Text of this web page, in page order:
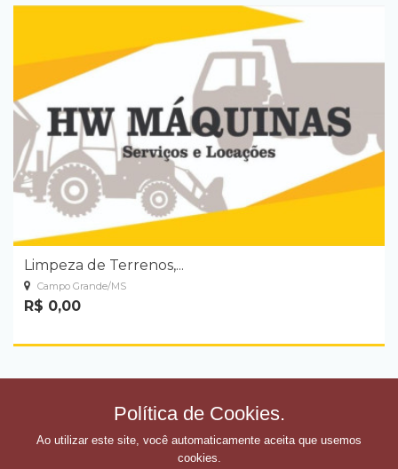
Limpeza de Terrenos,...
Campo Grande/MS
R$ 0,00
Política de Cookies.
Ao utilizar este site, você automaticamente aceita que usemos
cookies.